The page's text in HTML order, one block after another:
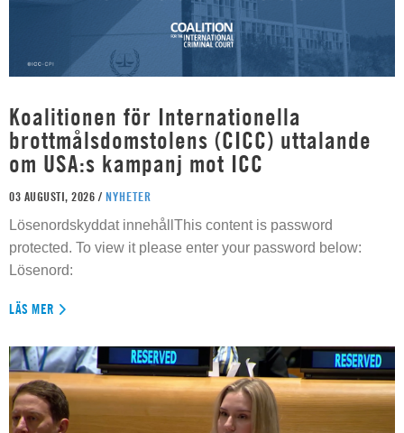
Koalitionen för Internationella
brottmålsdomstolens (CICC) uttalande
om USA:s kampanj mot ICC
03 AUGUSTI, 2026 / NYHETER
Lösenordskyddat innehållThis content is password
protected. To view it please enter your password below:
Lösenord:
LÄS MER